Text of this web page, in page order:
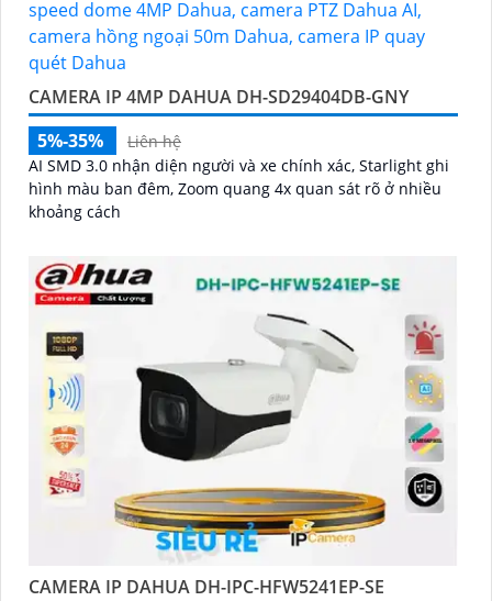
CAMERA IP 4MP DAHUA DH-SD29404DB-GNY
5%-35%
Liên hệ
AI SMD 3.0 nhận diện người và xe chính xác, Starlight ghi
hình màu ban đêm, Zoom quang 4x quan sát rõ ở nhiều
khoảng cách
CAMERA IP DAHUA DH-IPC-HFW5241EP-SE